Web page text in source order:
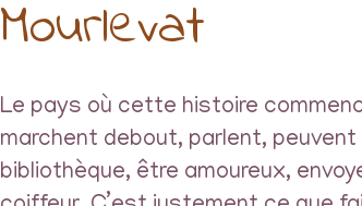
Mourlevat
Le pays où cette histoire
marchent debout, parlent,
bibliothèque, être amoureux,